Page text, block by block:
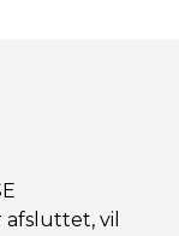
vil